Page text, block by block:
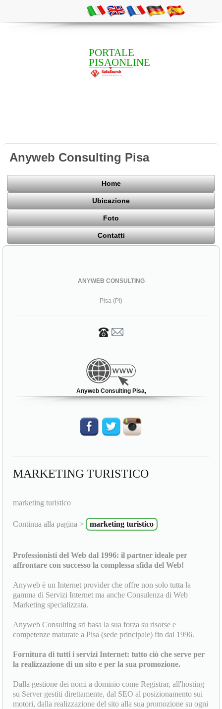
PORTALE
PISAONLINE
Anyweb Consulting Pisa
Home
Ubicazione
Foto
Contatti
ANYWEB CONSULTING
Pisa (PI)
Anyweb Consulting Pisa,
MARKETING TURISTICO
marketing turistico
Continua alla pagina > marketing turistico
Professionisti del Web dal 1996: il partner ideale per
affrontare con successo la complessa sfida del Web!
Anyweb è un Internet provider che offre non solo tutta la
gamma di Servizi Internet ma anche Consulenza di Web
Marketing specializzata.
Anyweb Consulting srl basa la sua forza su risorse e
competenze maturate a Pisa (sede principale) fin dal 1996.
Fornitura di tutti i servizi Internet: tutto ciò che serve per
la realizzazione di un sito e per la sua promozione.
Dalla gestione dei nomi a dominio come Registrar, all'hosting
su Server gestiti direttamente, dal SEO al posizionamento sui
motori, dalla realizzazione del sito alla sua promozione su ogni